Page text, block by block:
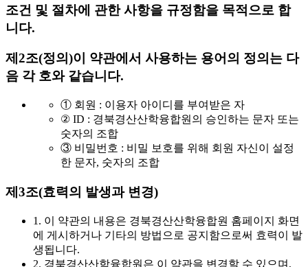
조건 및 절차에 관한 사항을 규정함을 목적으로 합
니다.
제2조(정의)이 약관에서 사용하는 용어의 정의는 다
음 각 호와 같습니다.
① 회원 : 이용자 아이디를 부여받은 자
② ID : 경북경산산학융합원의 승인하는 문자 또는
숫자의 조합
③ 비밀번호 : 비밀 보호를 위해 회원 자신이 설정
한 문자, 숫자의 조합
제3조(효력의 발생과 변경)
1. 이 약관의 내용은 경북경산산학융합원 홈페이지 화면
에 게시하거나 기타의 방법으로 공지함으로써 효력이 발
생됩니다.
2. 경북경산산학융합원은 이 약관을 변경할 수 있으며,